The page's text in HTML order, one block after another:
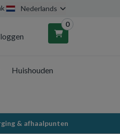
Nederlands
0
leeg.
Huishouden
& afhaalpunten